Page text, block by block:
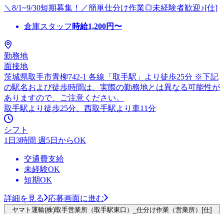
＼8/1~9/30短期募集！／簡単仕分け作業◎未経験者歓迎♪[仕]
倉庫スタッフ 時給1,200円〜
勤務地
面接地
茨城県取手市青柳742-1 各線「取手駅」より徒歩25分 ※下記
の駅名および徒歩時間は、実際の勤務地とは異なる可能性が
ありますので、ご注意ください。
取手駅より徒歩25分、西取手駅より車11分
シフト
1日3時間 週5日からOK
交通費支給
未経験OK
短期OK
詳細を見る 応募画面に進む
ヤマト運輸(株)取手営業所（取手駅東口）_仕分け作業（営業所）[仕]